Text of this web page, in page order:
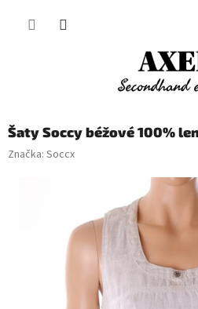
Šaty Soccy béžové 100%
Značka: Soccx